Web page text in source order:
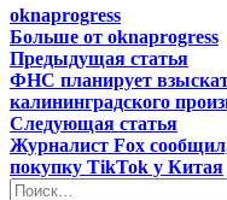
oknaprogress
Больше от oknaprogress
Навигация
по
записям
Предыдущая статья
ФНС планирует
калининградского
Следующая статья
Журналист Fox
покупку TikTok у Китая
Найти: